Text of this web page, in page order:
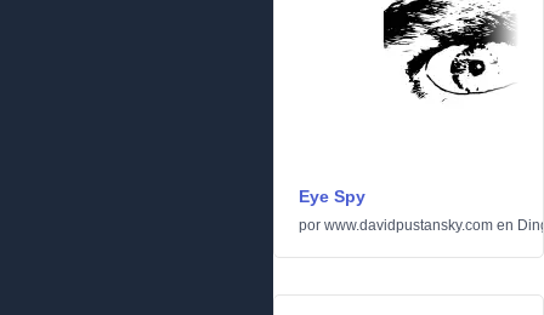
Eye Spy
por www.davidpustansky.com en